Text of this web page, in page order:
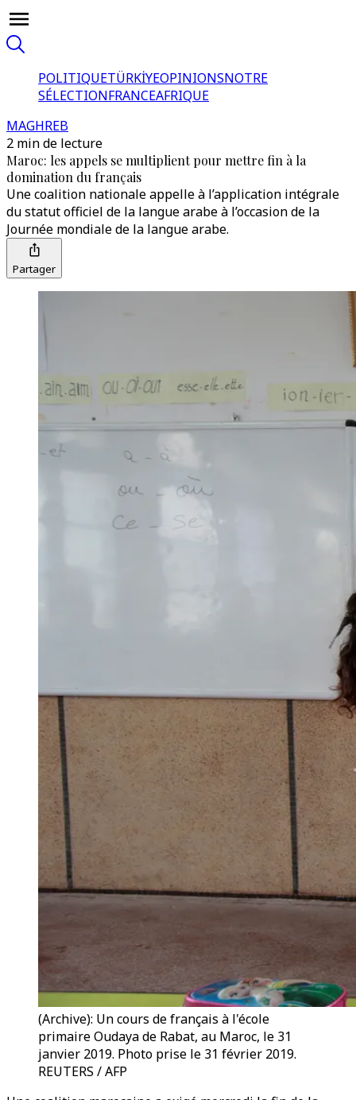
POLITIQUETÜRKİYEOPINIONSNOTRE
SÉLECTIONFRANCEAFRIQUE
MAGHREB
2 min de lecture
Maroc: les appels se multiplient pour mettre fin à la
domination du français
Une coalition nationale appelle à l’application intégrale
du statut officiel de la langue arabe à l’occasion de la
Journée mondiale de la langue arabe.
Partager
(Archive): Un cours de français à l'école
primaire Oudaya de Rabat, au Maroc, le 31
janvier 2019. Photo prise le 31 février 2019.
REUTERS / AFP